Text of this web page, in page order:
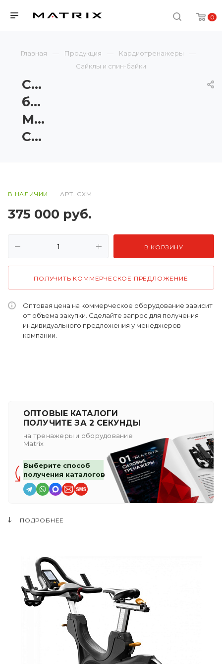
0
Главная Продукция
Кардиотренажеры
Сайклы и спин-байки
Спин-
байк
Matrix
CXM
В НАЛИЧИИ АРТ. CXM
375 000 руб.
В КОРЗИНУ
ПОЛУЧИТЬ КОММЕРЧЕСКОЕ ПРЕДЛОЖЕНИЕ
Оптовая цена на коммерческое оборудование зависит
от объема закупки. Сделайте запрос для получения
индивидуального предложения у менеджеров
компании.
ОПТОВЫЕ КАТАЛОГИ
ПОЛУЧИТЕ ЗА 2 СЕКУНДЫ
на тренажеры и оборудование
Matrix
Выберите способ
получения каталогов
ПОДРОБНЕЕ